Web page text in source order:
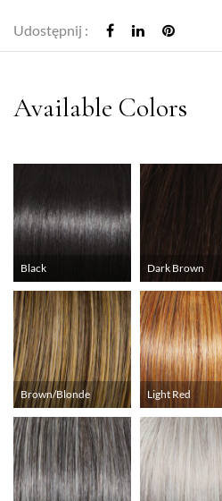
Udostępnij :
Black Dark Brown
Brown/Blonde Light Red